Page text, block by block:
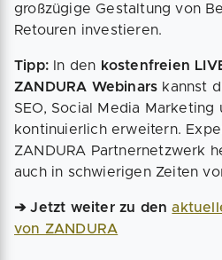
großzügige Gestaltung von
Retouren investieren.
Tipp: In den kostenfreien
ZANDURA Webinars kannst
SEO, Social Media Marketing
kontinuierlich erweitern.
ZANDURA Partnernetzwerk
auch in schwierigen Zeiten
➔ Jetzt weiter zu den
von ZANDURA